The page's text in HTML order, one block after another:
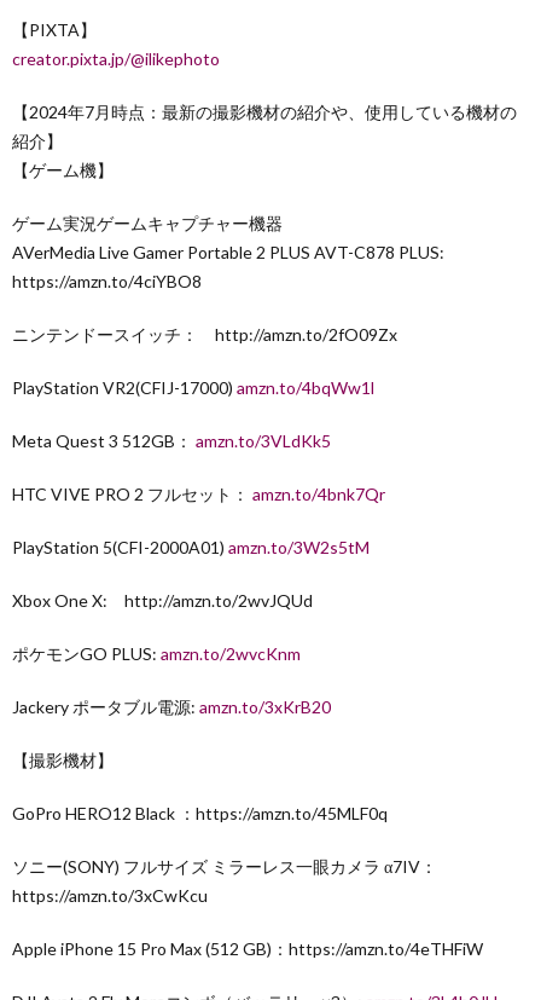
【PIXTA】
creator.pixta.jp/@ilikephoto
【2024年7月時点：最新の撮影機材の紹介や、使用している機材の
紹介】
【ゲーム機】
ゲーム実況ゲームキャプチャー機器
AVerMedia Live Gamer Portable 2 PLUS AVT-C878 PLUS:
https://amzn.to/4ciYBO8
ニンテンドースイッチ： http://amzn.to/2fO09Zx
PlayStation VR2(CFIJ-17000) amzn.to/4bqWw1l
Meta Quest 3 512GB： amzn.to/3VLdKk5
HTC VIVE PRO 2 フルセット： amzn.to/4bnk7Qr
PlayStation 5(CFI-2000A01) amzn.to/3W2s5tM
Xbox One X: http://amzn.to/2wvJQUd
ポケモンGO PLUS: amzn.to/2wvcKnm
Jackery ポータブル電源: amzn.to/3xKrB20
【撮影機材】
GoPro HERO12 Black ：https://amzn.to/45MLF0q
ソニー(SONY) フルサイズ ミラーレス一眼カメラ α7IV：
https://amzn.to/3xCwKcu
Apple iPhone 15 Pro Max (512 GB)：https://amzn.to/4eTHFiW